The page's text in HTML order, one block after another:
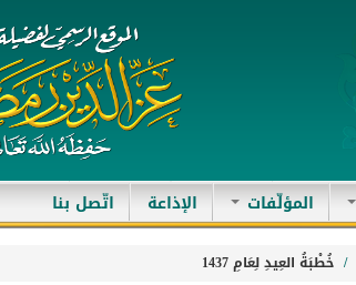
المؤلّفات الإذاعة اتّصل بنا
خُطْبَةُ العِيدِ لِعَامِ 1437